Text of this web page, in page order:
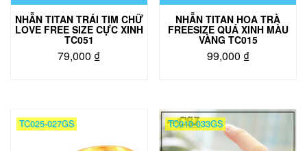
NHẪN TITAN TRÁI TIM CHỮ
LOVE FREE SIZE CỰC XINH
TC051
79,000 ₫
biến
NHẪN TITAN HOA TRÀ
FREESIZE QUÁ XINH MÀU
VÀNG TC015
99,000 ₫
TC025-027GS TC010-033GS